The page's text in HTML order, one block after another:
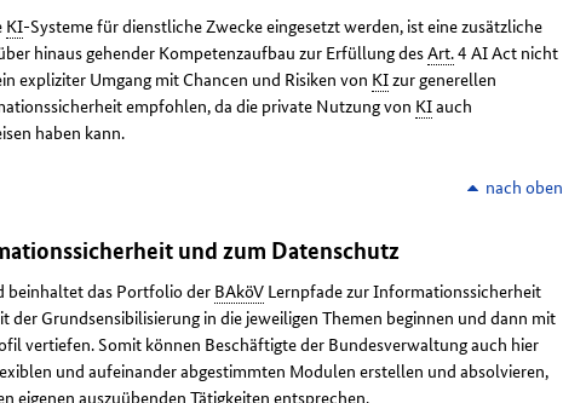
KI-Systeme für dienstliche Zwecke eingesetzt werden, ist eine zusätzliche
hinaus gehender Kompetenzaufbau zur Erfüllung desArt.4 AI Act nicht
expliziter Umgang mit Chancen und Risiken von KIzur generellen
empfohlen, da die private Nutzung von KIauch
haben kann.
nach oben
und zum Datenschutz
beinhaltet das Portfolio derBAköV Lernpfade zur Informationssicherheit
der Grundsensibilisierung in die jeweiligen Themen beginnen und dann mit
vertiefen. Somit können Beschäftigte der Bundesverwaltung auch hier
und aufeinander abgestimmten Modulen erstellen und absolvieren,
eigenen auszuübenden Tätigkeiten entsprechen.